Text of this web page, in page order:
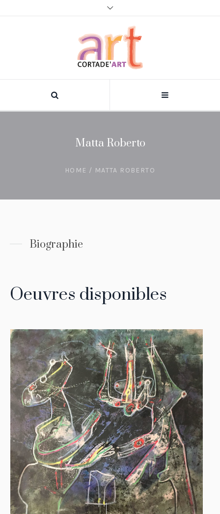
Matta Roberto
HOME / MATTA ROBERTO
Biographie
Oeuvres disponibles